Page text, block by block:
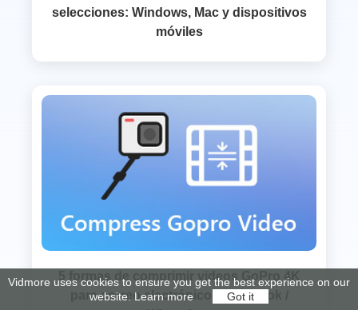
selecciones: Windows, Mac y dispositivos
móviles
5 formas de comprimir videos GoPro 4K
para correo electrónico / Facebook /
Vidmore uses cookies to ensure you get the best experience on our
website. Learn more Got it